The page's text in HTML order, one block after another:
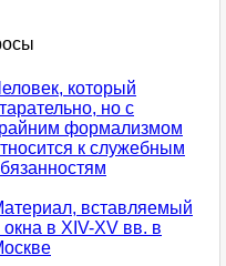
который
но с
формализмом
к служебным
вставляемый
окна в XIV-XV вв. в